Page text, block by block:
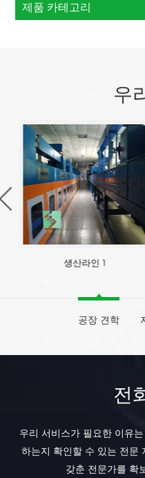
제품 카테고리
우
생산라인 1
공장 견학
전
우리 서비스가 필요한 이유
하는지 확인할 수 있는 전문
갖춘 전문가를 확